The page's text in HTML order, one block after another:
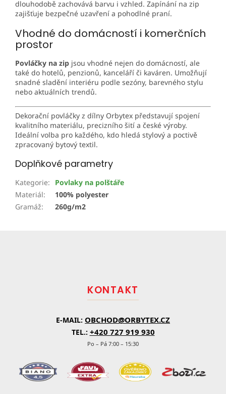
dlouhodobě zachovává barvu i vzhled. Zapínání na zip
zajišťuje bezpečné uzavření a pohodlné praní.
Vhodné do domácností i komerčních
prostor
Povláčky na zip jsou vhodné nejen do domácností, ale
také do hotelů, penzionů, kanceláří či kaváren. Umožňují
snadné sladění interiéru podle sezóny, barevného stylu
nebo aktuálních trendů.
Dekorační povláčky z dílny Orbytex představují spojení
kvalitního materiálu, precizního šití a české výroby.
Ideální volba pro každého, kdo hledá stylový a poctivě
zpracovaný bytový textil.
Doplňkové parametry
Kategorie:
Povlaky na polštáře
Materiál:
100% polyester
Gramáž: 260g/m2
KONTAKT
E-MAIL: OBCHOD@ORBYTEX.CZ
TEL.: +420 727 919 930
Po – Pá 7:00 – 15:30